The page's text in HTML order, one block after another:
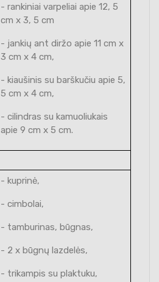
- rankiniai varpeliai apie 12, 5
cm x 3, 5 cm
- jankių ant diržo apie 11 cm x
3 cm x 4 cm,
- kiaušinis su barškučiu apie 5,
5 cm x 4 cm,
- cilindras su kamuoliukais
apie 9 cm x 5 cm.
- kuprinė,
- cimbolai,
- tamburinas, būgnas,
- 2 x būgnų lazdelės,
- trikampis su plaktuku,